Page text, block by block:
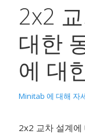
2x2
대한
에 대
Minitab 에 대해 자
2x2 교차 설계에